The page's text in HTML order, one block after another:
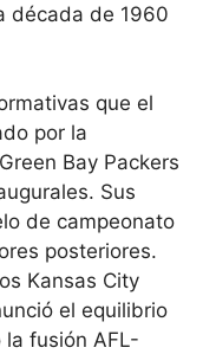
década de 1960
que el
por la
Bay Packers
Sus
de campeonato
posteriores.
Kansas City
el equilibrio
fusión AFL-